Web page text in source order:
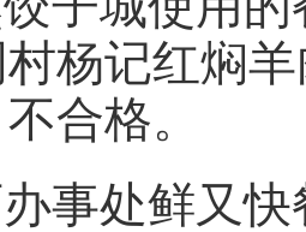
杨记红焖
合格。
事处鲜又